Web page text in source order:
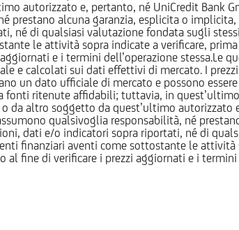
autorizzato e, pertanto, né UniCredit Bank
alcuna garanzia, esplicita o
né di qualsiasi valutazione fondata sugli
le attività sopra indicate a verificare,
e i termini dell’operazione stessa.Le
e calcolati sui dati effettivi di mercato. I
un dato ufficiale di mercato e possono
ritenute affidabili; tuttavia, in
da altro soggetto da quest’ultimo
qualsivoglia responsabilità, né
dati e/o indicatori sopra riportati, né di
finanziari aventi come sottostante le
fine di verificare i prezzi aggiornati e i termini